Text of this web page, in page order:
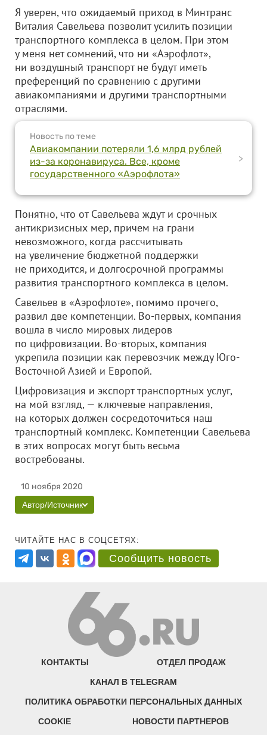
Я уверен, что ожидаемый приход в Минтранс
Виталия Савельева позволит усилить позиции
транспортного комплекса в целом. При этом
у меня нет сомнений, что ни «Аэрофлот»,
ни воздушный транспорт не будут иметь
преференций по сравнению с другими
авиакомпаниями и другими транспортными
отраслями.
Новость по теме
Авиакомпании потеряли 1,6 млрд рублей
из-за коронавируса. Все, кроме
государственного «Аэрофлота»
>
Понятно, что от Савельева ждут и срочных
антикризисных мер, причем на грани
невозможного, когда рассчитывать
на увеличение бюджетной поддержки
не приходится, и долгосрочной программы
развития транспортного комплекса в целом.
Савельев в «Аэрофлоте», помимо прочего,
развил две компетенции. Во-первых, компания
вошла в число мировых лидеров
по цифровизации. Во-вторых, компания
укрепила позиции как перевозчик между Юго-
Восточной Азией и Европой.
Цифровизация и экспорт транспортных услуг,
на мой взгляд, — ключевые направления,
на которых должен сосредоточиться наш
транспортный комплекс. Компетенции Савельева
в этих вопросах могут быть весьма
востребованы.
10 ноября 2020
Автор/Источник
ЧИТАЙТЕ НАС В СОЦСЕТЯХ:
Сообщить новость
КОНТАКТЫ ОТДЕЛ ПРОДАЖ
КАНАЛ В TELEGRAM
ПОЛИТИКА ОБРАБОТКИ ПЕРСОНАЛЬНЫХ ДАННЫХ
COOKIE НОВОСТИ ПАРТНЕРОВ